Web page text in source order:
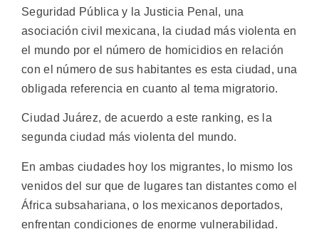
Seguridad Pública y la Justicia Penal, una
asociación civil mexicana, la ciudad más violenta en
el mundo por el número de homicidios en relación
con el número de sus habitantes es esta ciudad, una
obligada referencia en cuanto al tema migratorio.
Ciudad Juárez, de acuerdo a este ranking, es la
segunda ciudad más violenta del mundo.
En ambas ciudades hoy los migrantes, lo mismo los
venidos del sur que de lugares tan distantes como el
África subsahariana, o los mexicanos deportados,
enfrentan condiciones de enorme vulnerabilidad.